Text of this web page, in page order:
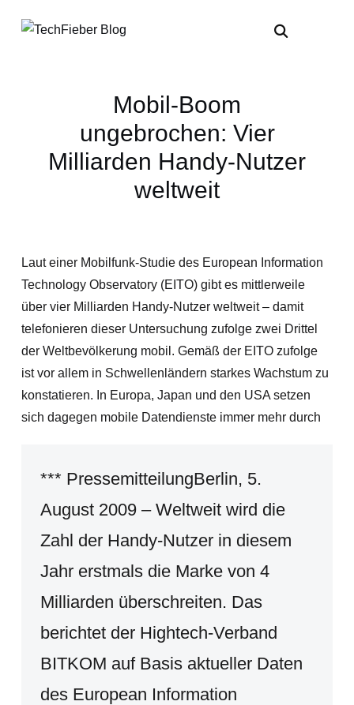
Mobil-Boom
ungebrochen: Vier
Milliarden Handy-Nutzer
weltweit
Laut einer Mobilfunk-Studie des European Information
Technology Observatory (EITO) gibt es mittlerweile
über vier Milliarden Handy-Nutzer weltweit – damit
telefonieren dieser Untersuchung zufolge zwei Drittel
der Weltbevölkerung mobil. Gemäß der EITO zufolge
ist vor allem in Schwellenländern starkes Wachstum zu
konstatieren. In Europa, Japan und den USA setzen
sich dagegen mobile Datendienste immer mehr durch
*** PressemitteilungBerlin, 5.
August 2009 – Weltweit wird die
Zahl der Handy-Nutzer in diesem
Jahr erstmals die Marke von 4
Milliarden überschreiten. Das
berichtet der Hightech-Verband
BITKOM auf Basis aktueller Daten
des European Information